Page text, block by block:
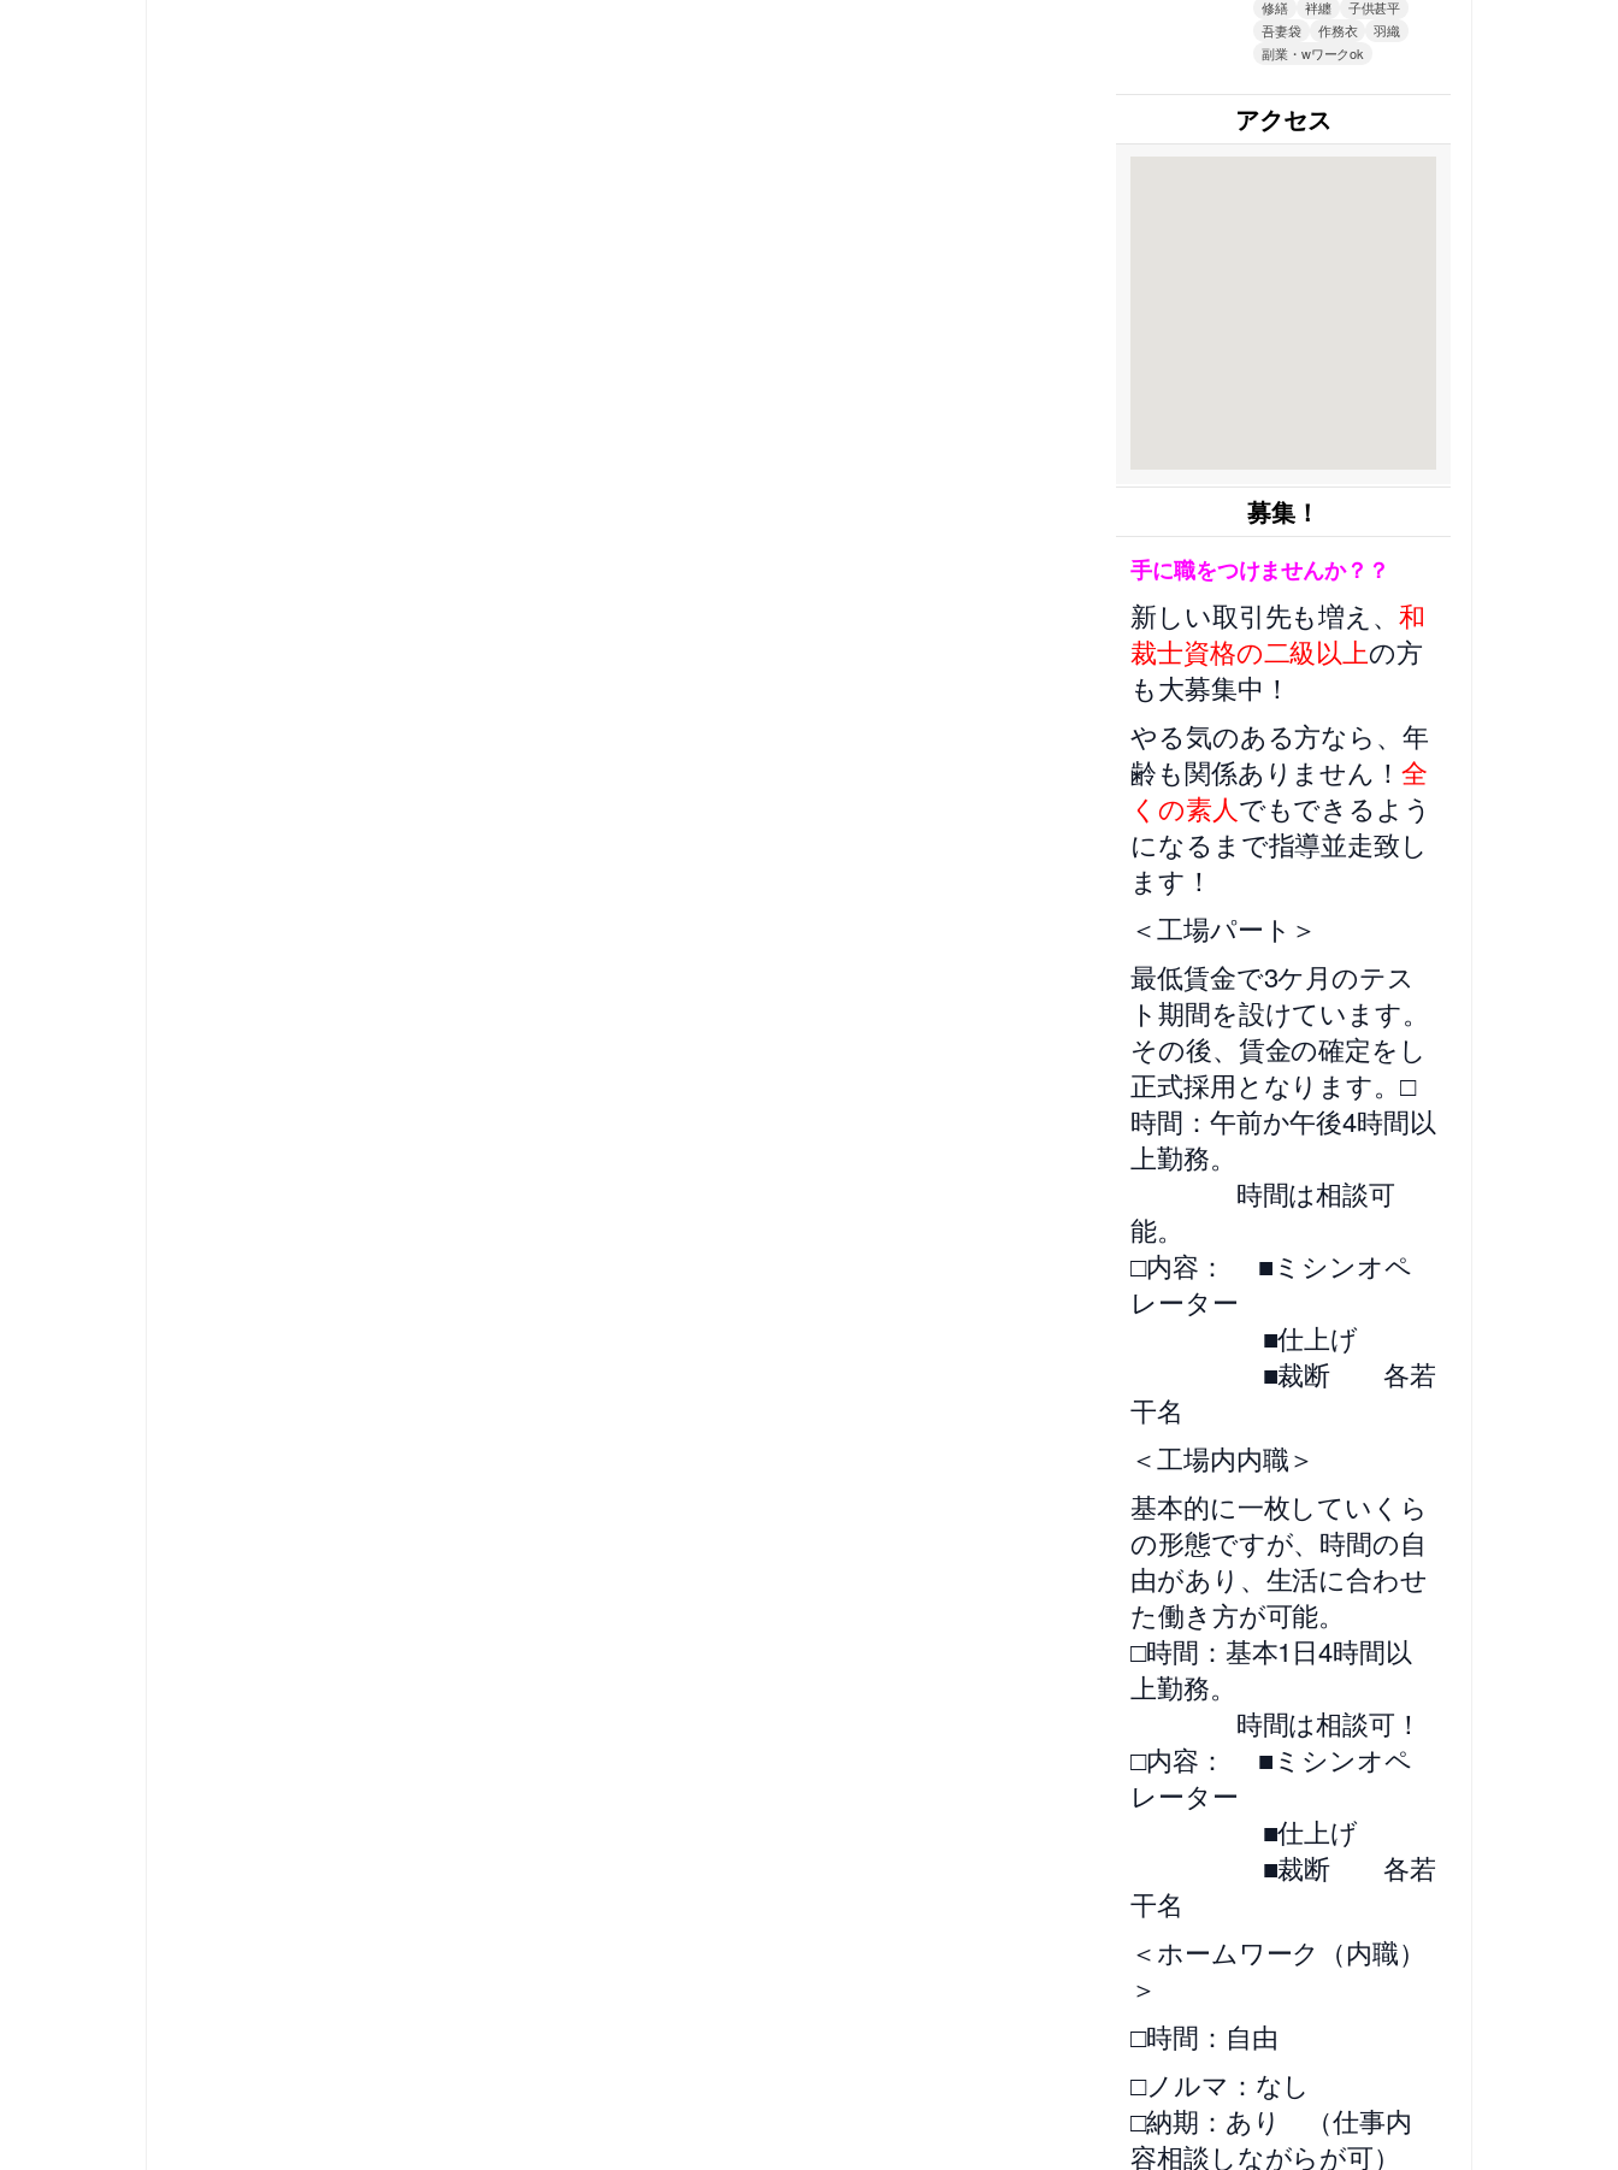
修繕
袢纏
子供甚平
吾妻袋
作務衣
羽織
副業・wワークok
アクセス
募集！
手に職をつけませんか？？
新しい取引先も増え、 和
裁士資格の二級以上の方
も大募集中！
やる気のある方なら、年
齢も関係ありません！ 全
くの素人でもできるよう
になるまで指導並走致し
ます！
＜工場パート＞
最低賃金で3ケ月のテス
ト期間を設けています。
その後、賃金の確定をし
正式採用となります。□
時間：午前か午後4時間以
上勤務。
時間は相談可
能。
□内容： ■ミシンオペ
レーター
■仕上げ
■裁断 各若
干名
＜工場内内職＞
基本的に一枚していくら
の形態ですが、時間の自
由があり、生活に合わせ
た働き方が可能。
□時間：基本1日4時間以
上勤務。
時間は相談可！
□内容： ■ミシンオペ
レーター
■仕上げ
■裁断 各若
干名
＜ホームワーク（内職）
＞
□時間：自由
□ノルマ：なし
□納期：あり （仕事内
容相談しながらが可）